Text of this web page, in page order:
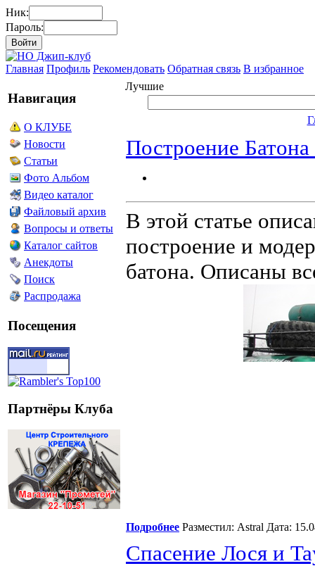
Ник:
Пароль:
Главная Профиль Рекомендовать Обратная связь В избранное
Навигация
О КЛУБЕ
Новости
Статьи
Фото Альбом
Видео каталог
Файловый архив
Вопросы и ответы
Каталог сайтов
Анекдоты
Поиск
Распродажа
Посещения
Партнёры Клуба
Лучшие
Построение
В этой статье
построение и
батона. Описаны
Подробнее Разместил: Astral Дата:
Спасение Лося и